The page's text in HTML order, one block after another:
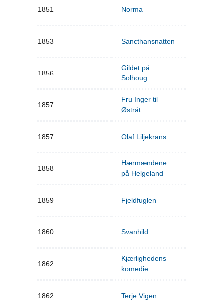
1851 Norma
1853 Sancthansnatten
1856
Gildet på
Solhoug
1857
Fru Inger til
Østråt
1857 Olaf Liljekrans
1858
Hærmændene
på Helgeland
1859 Fjeldfuglen
1860 Svanhild
1862
Kjærlighedens
komedie
1862 Terje Vigen